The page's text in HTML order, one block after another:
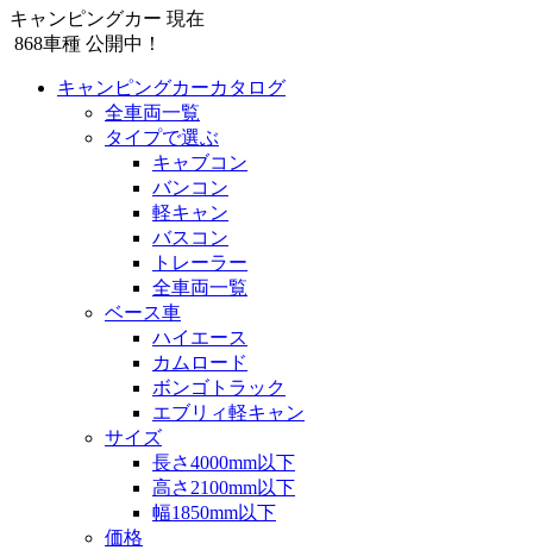
キャンピングカー 現在
868車種 公開中！
キャンピングカーカタログ
全車両一覧
タイプで選ぶ
キャブコン
バンコン
軽キャン
バスコン
トレーラー
全車両一覧
ベース車
ハイエース
カムロード
ボンゴトラック
エブリィ軽キャン
サイズ
長さ4000mm以下
高さ2100mm以下
幅1850mm以下
価格